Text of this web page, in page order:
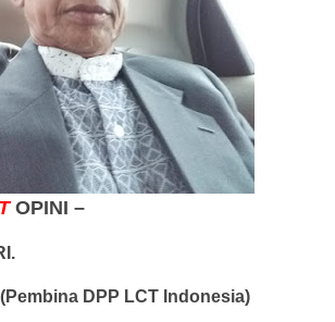
OPINI –
DPP LCT Indonesia)